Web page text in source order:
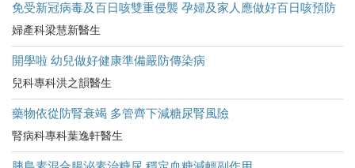
免受新冠病毒及百日咳雙重侵襲 孕婦及家人應做好百日咳預防
婦產科梁慧新醫生
開學啦 幼兒做好健康準備嚴防傳染病
兒科專科洪之韻醫生
藥物依從防腎衰竭 多管齊下減糖尿腎風險
腎病科專科葉逸軒醫生